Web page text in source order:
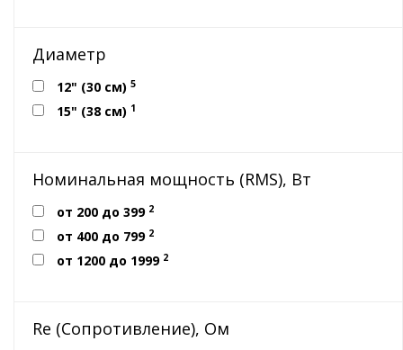
Диаметр
12" (30 см) 5
15" (38 см) 1
Номинальная мощность (RMS), Вт
от 200 до 399 2
от 400 до 799 2
от 1200 до 1999 2
Re (Сопротивление), Ом